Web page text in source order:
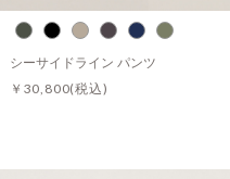
シーサイドライン パンツ
￥30,800(税込)